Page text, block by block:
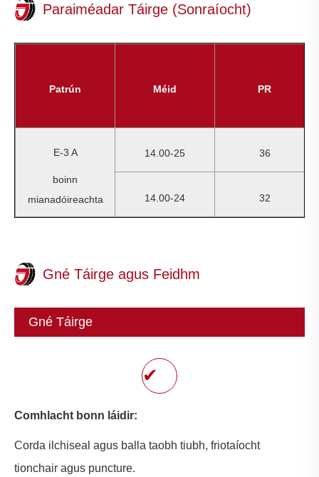
Paraiméadar Táirge (Sonraíocht)
Patrún Méid PR
E-3 A
boinn
mianadóireachta
14.00-25 36
14.00-24 32
Gné Táirge agus Feidhm
Gné Táirge
✔
Comhlacht bonn láidir:
Corda ilchiseal agus balla taobh tiubh, friotaíocht
tionchair agus puncture.